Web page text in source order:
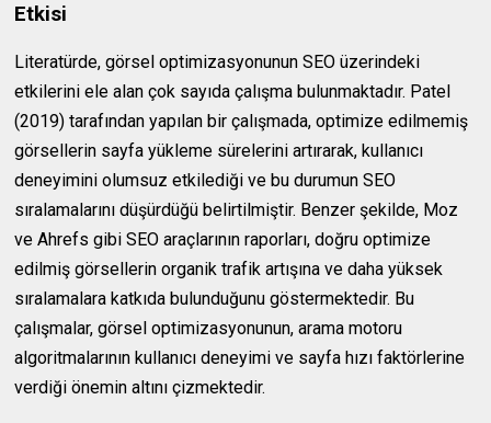
Etkisi
Literatürde, görsel optimizasyonunun SEO üzerindeki
etkilerini ele alan çok sayıda çalışma bulunmaktadır. Patel
(2019) tarafından yapılan bir çalışmada, optimize edilmemiş
görsellerin sayfa yükleme sürelerini artırarak, kullanıcı
deneyimini olumsuz etkilediği ve bu durumun SEO
sıralamalarını düşürdüğü belirtilmiştir. Benzer şekilde, Moz
ve Ahrefs gibi SEO araçlarının raporları, doğru optimize
edilmiş görsellerin organik trafik artışına ve daha yüksek
sıralamalara katkıda bulunduğunu göstermektedir. Bu
çalışmalar, görsel optimizasyonunun, arama motoru
algoritmalarının kullanıcı deneyimi ve sayfa hızı faktörlerine
verdiği önemin altını çizmektedir.